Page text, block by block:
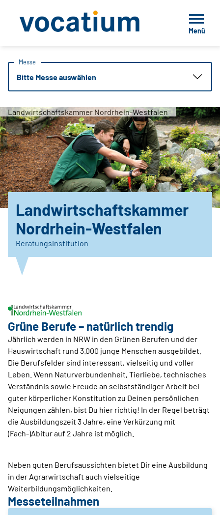
Menü
Messe
Bitte Messe auswählen
Landwirtschaftskammer Nordrhein-Westfalen
Landwirtschaftskammer
Nordrhein-Westfalen
Beratungsinstitution
Grüne Berufe – natürlich trendig
Jährlich werden in NRW in den Grünen Berufen und der
Hauswirtschaft rund 3.000 junge Menschen ausgebildet.
Die Berufsfelder sind interessant, vielseitig und voller
Leben. Wenn Naturverbundenheit, Tierliebe, technisches
Verständnis sowie Freude an selbstständiger Arbeit bei
guter körperlicher Konstitution zu Deinen persönlichen
Neigungen zählen, bist Du hier richtig! In der Regel beträgt
die Ausbildungszeit 3 Jahre, eine Verkürzung mit
(Fach-)Abitur auf 2 Jahre ist möglich.
Neben guten Berufsaussichten bietet Dir eine Ausbildung
in der Agrarwirtschaft auch vielseitige
Weiterbildungsmöglichkeiten.
Messeteilnahmen